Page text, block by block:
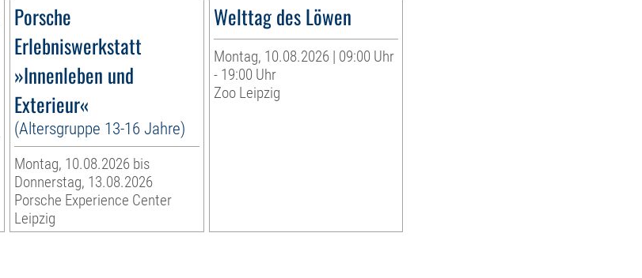
Porsche
Erlebniswerkstatt
»Innenleben und
Exterieur«
(Altersgruppe 13-16 Jahre)
Montag, 10.08.2026 bis
Donnerstag, 13.08.2026
Porsche Experience Center
Leipzig
Welttag des Löwen
Montag, 10.08.2026 | 09:00 Uhr
- 19:00 Uhr
Zoo Leipzig